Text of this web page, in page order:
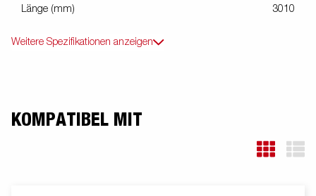
Länge (mm) 3010
Weitere Spezifikationen anzeigen
KOMPATIBEL MIT